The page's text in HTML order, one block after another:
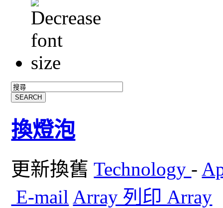
換燈泡
更新換舊Technology -
E-mail Array 列印 Array